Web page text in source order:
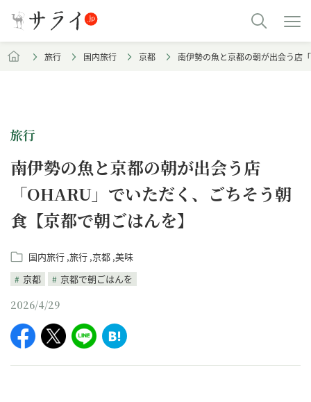
旅行 国内旅行 京都 南伊勢の魚と京都の朝が出会う店
旅行
南伊勢の魚と京都の朝が出会う店
「OHARU」でいただく、ごちそう朝
食【京都で朝ごはんを】
国内旅行 旅行 京都 美味
京都
京都で朝ごはんを
2026/4/29